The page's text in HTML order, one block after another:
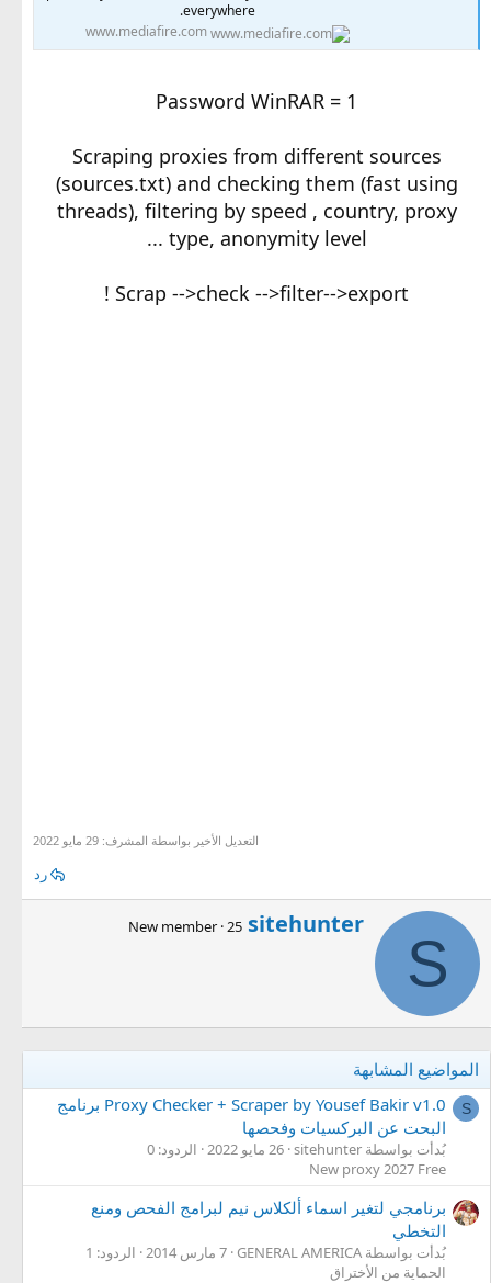
everywhere.
www.mediafire.com
Password WinRAR = 1
Scraping proxies from different sources
(sources.txt) and checking them (fast using
threads), filtering by speed , country, proxy
type, anonymity level ...
Scrap -->check -->filter-->export !
التعديل الأخير بواسطة المشرف: 29 مايو 2022
رد
S
ك
ط
ة
sitehunter
New member ·25
المواضيع المشابهة
S
Proxy Checker + Scraper by Yousef Bakir v1.0 برنامج
البحت عن البركسيات وفحصها
بُدأت بواسطة sitehunter 26 مايو 2022
الردود: 0
New proxy 2027 Free
برنامجي لتغير اسماء ألكلاس نيم لبرامج الفحص ومنع
التخطي
بُدأت بواسطة GENERAL AMERICA 7 مارس 2014
الردود: 1
الحماية من الأختراق